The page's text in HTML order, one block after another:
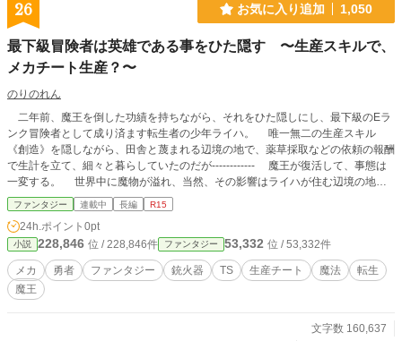
26 お気に入り追加 1,050
最下級冒険者は英雄である事をひた隠す 〜生産スキルで、
メカチート生産？〜
のりのれん
二年前、魔王を倒した功績を持ちながら、それをひた隠しにし、最下級のEラ
ンク冒険者として成り済ます転生者の少年ライハ。 唯一無二の生産スキル
《創造》を隠しながら、田舎と蔑まれる辺境の地で、薬草採取などの依頼の報酬
で生計を立て、細々と暮らしていたのだが------------ 魔王が復活して、事態は
一変する。 世界中に魔物が溢れ、当然、その影響はライハが住む辺境の地へ
と襲い始めた。 ライハは面倒がりながらも、ありえない方法で、魔物の侵攻
を食い止められた。 だが、運悪く、その姿を"あの時の勇者"に目撃され--------
ファンタジー 連載中 長編 R15
24h.ポイント 0pt
小説 228,846 位 / 228,846件 ファンタジー 53,332 位 / 53,332件
メカ 勇者 ファンタジー 銃火器 TS 生産チート 魔法
転生
魔王
文字数 160,637